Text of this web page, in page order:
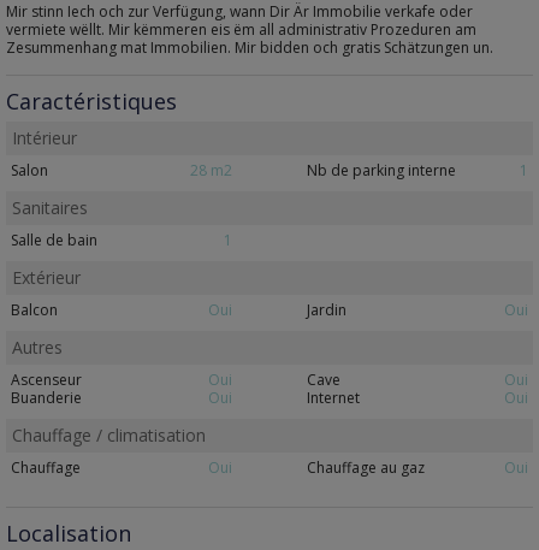
Mir stinn Iech och zur Verfügung, wann Dir Är Immobilie verkafe oder
vermiete wëllt. Mir këmmeren eis ëm all administrativ Prozeduren am
Zesummenhang mat Immobilien. Mir bidden och gratis Schätzungen un.
Caractéristiques
Intérieur
Salon 28 m2 Nb de parking interne 1
Sanitaires
Salle de bain 1
Extérieur
Balcon Oui Jardin Oui
Autres
Ascenseur Oui Cave
Oui
Buanderie
Oui Internet Oui
Chauffage / climatisation
Chauffage Oui Chauffage au gaz Oui
Localisation